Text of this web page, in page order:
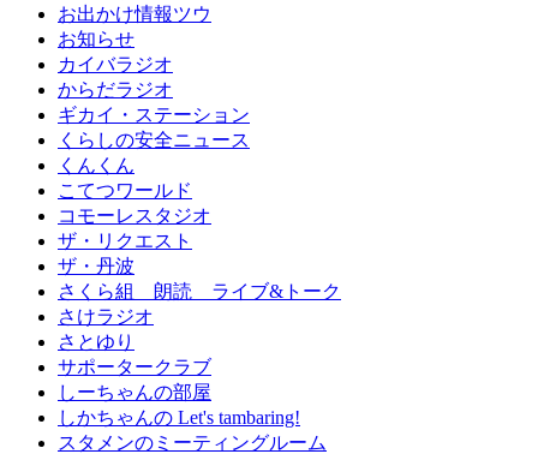
お出かけ情報ツウ
お知らせ
カイバラジオ
からだラジオ
ギカイ・ステーション
くらしの安全ニュース
くんくん
こてつワールド
コモーレスタジオ
ザ・リクエスト
ザ・丹波
さくら組 朗読 ライブ&トーク
さけラジオ
さとゆり
サポータークラブ
しーちゃんの部屋
しかちゃんの Let's tambaring!
スタメンのミーティングルーム